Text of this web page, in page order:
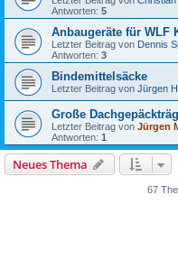
Antworten: 5
Anbaugeräte für WLF
Letzter Beitrag von Dennis
Antworten: 3
Bindemittelsäcke
Letzter Beitrag von Jürgen
Große
Letzter Beitrag von Jürgen
Antworten: 1
Neues Thema
67